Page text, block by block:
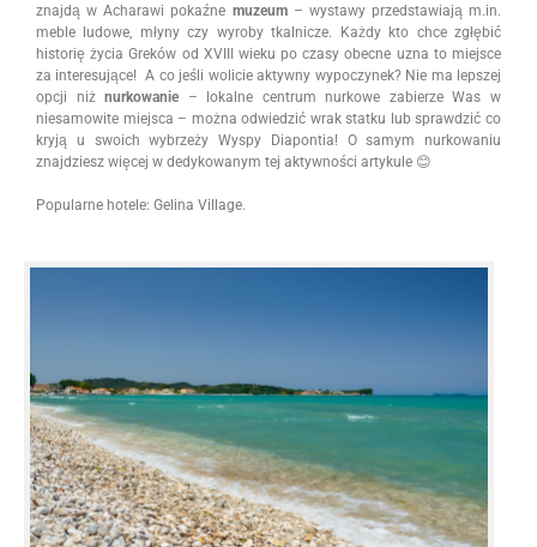
znajdą w Acharawi pokaźne muzeum– wystawy przedstawiają m.in.
meble ludowe, młyny czy wyroby tkalnicze. Każdy kto chce zgłębić
historię życia Greków od XVIII wieku po czasy obecne uzna to miejsce
za interesujące! A co jeśli wolicie aktywny wypoczynek? Nie ma lepszej
opcji niżnurkowanie – lokalne centrum nurkowe zabierze Was w
niesamowite miejsca – można odwiedzić wrak statku lub sprawdzić co
kryją u swoich wybrzeży Wyspy Diapontia! O samym nurkowaniu
znajdziesz więcej w dedykowanym tej aktywności artykule 😊
Popularne hotele: Gelina Village.